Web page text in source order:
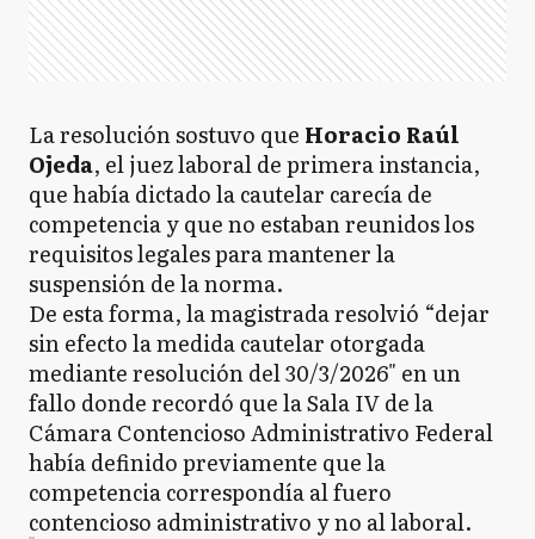
La resolución sostuvo que Horacio Raúl
Ojeda, el juez laboral de primera instancia,
que había dictado la cautelar carecía de
competencia y que no estaban reunidos los
requisitos legales para mantener la
suspensión de la norma.
De esta forma, la magistrada resolvió “dejar
sin efecto la medida cautelar otorgada
mediante resolución del 30/3/2026" en un
fallo donde recordó que la Sala IV de la
Cámara Contencioso Administrativo Federal
había definido previamente que la
competencia correspondía al fuero
contencioso administrativo y no al laboral.